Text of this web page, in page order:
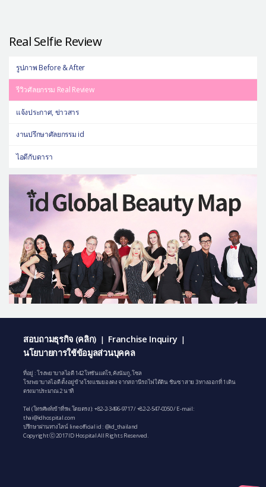
Real Selfie Review
รูปภาพ Before & After
รีวิวศัลยกรรม Real Review
แจ้งประกาศ, ข่าวสาร
งานปรึกษาศัลยกรรม id
ไอดีกับดารา
สอบถามธุรกิจ (คลิก) | Franchise Inquiry |
นโยบายการใช้ข้อมูลส่วนบุคคล
ที่อยู่ : โรงพยาบาลไอดี 142 โทซันแดโร, คังนัมกู, โซล
โรงพยาบาลไอดี ตั้งอยู่ข้างโรงแรมยองดง จากสถานีรถไฟใต้ดิน ชินซา สาย 3 ทางออกที่ 1 เดิน
ตรงมาประมาณ 2 นาที
Tel (โทรศัพท์เข้าที่รพ.โดยตรง): +82-2-3496-9717/+82-2-547-0050/ E-mail:
thai@idhospital.com
ปรึกษาผ่านทางไลน์ line official id : @id_thailand
Copyright ⓒ 2017 ID Hospital All Rights Reserved.